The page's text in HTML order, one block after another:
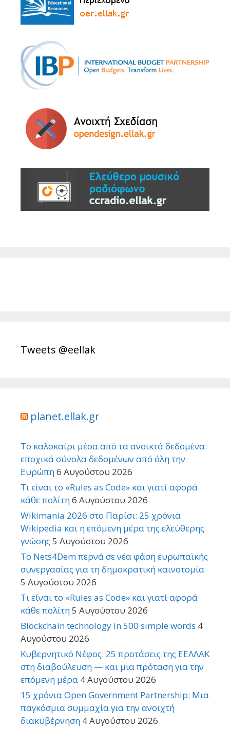
Tweets @eellak
planet.ellak.gr
Το καλοκαίρι μέσα από τα ανοικτά δεδομένα:
εποχικά σύνολα δεδομένων από όλη την
Ευρώπη6 Αυγούστου 2026
Τι είναι το «Rules as Code» και γιατί αφορά
κάθε πολίτη6 Αυγούστου 2026
Wikimania 2026 στο Παρίσι: 25 χρόνια
Wikipedia και η επόμενη μέρα της ελεύθερης
γνώσης 5 Αυγούστου 2026
Το Nets4Dem περνά σε νέα φάση ευρωπαϊκής
συνεργασίας για τη δημοκρατική καινοτομία
5 Αυγούστου 2026
Τι είναι το «Rules as Code» και γιατί αφορά
κάθε πολίτη5 Αυγούστου 2026
Blockchain technology in 500 simple words 4
Αυγούστου 2026
Κυβερνητικό Νέφος: 25 προτάσεις της ΕΕΛΛΑΚ
στη διαβούλευση — και μια πρόταση για την
επόμενη μέρα 4 Αυγούστου 2026
15 χρόνια Open Government Partnership: Μια
παγκόσμια συμμαχία για την ανοιχτή
διακυβέρνηση 4 Αυγούστου 2026